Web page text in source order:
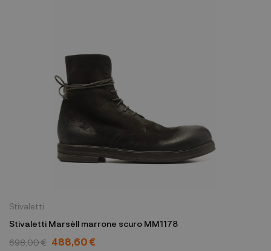
Stivaletti
Stivaletti Marsèll marrone scuro MM1178
698,00 € 488,60 €